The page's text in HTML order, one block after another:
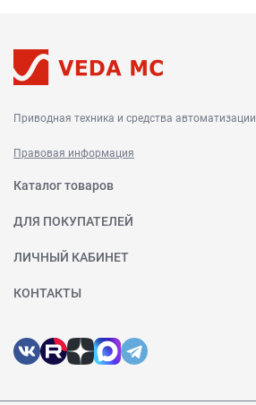
Приводная техника и средства автоматизации
Правовая информация
Каталог товаров
ДЛЯ ПОКУПАТЕЛЕЙ
ЛИЧНЫЙ КАБИНЕТ
КОНТАКТЫ